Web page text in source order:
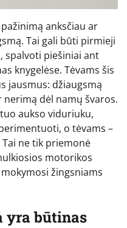
anksčiau ar
Tai gali būti pirmieji
spalvoti piešiniai ant
knygelėse. Tėvams šis
jausmus: džiaugsmą
dėl namų švaros.
aukso viduriuku,
o tėvams –
ne tik priemonė
motorikos
žingsniams
yra būtinas